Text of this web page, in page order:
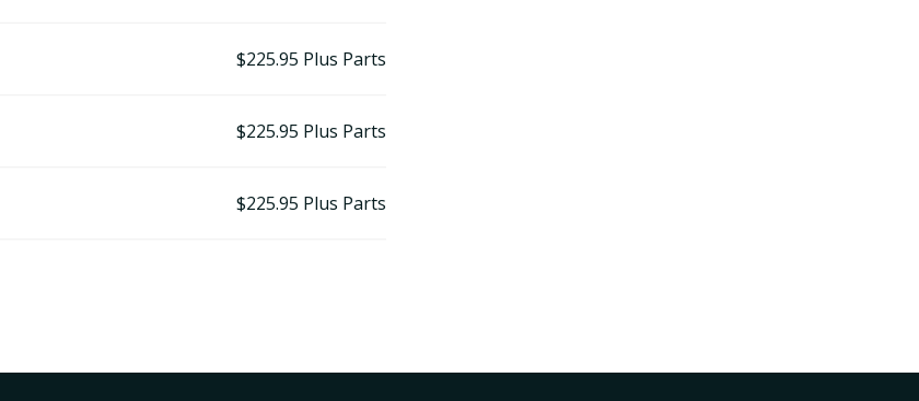
$225.95 Plus Parts
$225.95 Plus Parts
$225.95 Plus Parts